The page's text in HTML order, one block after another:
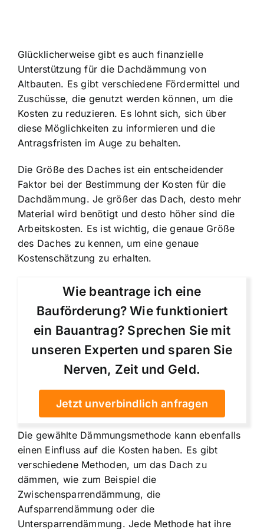
Glücklicherweise gibt es auch finanzielle
Unterstützung für die Dachdämmung von
Altbauten. Es gibt verschiedene Fördermittel und
Zuschüsse, die genutzt werden können, um die
Kosten zu reduzieren. Es lohnt sich, sich über
diese Möglichkeiten zu informieren und die
Antragsfristen im Auge zu behalten.
Die Größe des Daches ist ein entscheidender
Faktor bei der Bestimmung der Kosten für die
Dachdämmung. Je größer das Dach, desto mehr
Material wird benötigt und desto höher sind die
Arbeitskosten. Es ist wichtig, die genaue Größe
des Daches zu kennen, um eine genaue
Kostenschätzung zu erhalten.
Wie beantrage ich eine
Bauförderung? Wie funktioniert
ein Bauantrag? Sprechen Sie mit
unseren Experten und sparen Sie
Nerven, Zeit und Geld.
Jetzt unverbindlich anfragen
Die gewählte Dämmungsmethode kann ebenfalls
einen Einfluss auf die Kosten haben. Es gibt
verschiedene Methoden, um das Dach zu
dämmen, wie zum Beispiel die
Zwischensparrendämmung, die
Aufsparrendämmung oder die
Untersparrendämmung. Jede Methode hat ihre